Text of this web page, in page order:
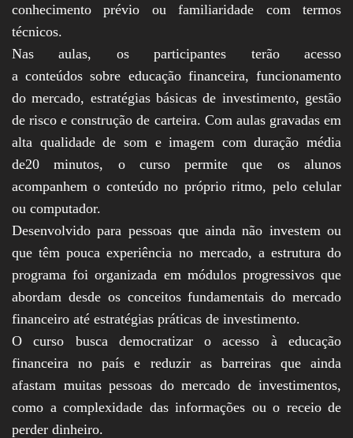
conhecimento prévio ou familiaridade com termos
técnicos.
Nas aulas, os participantes terão acesso
a conteúdos sobre educação financeira, funcionamento
do mercado, estratégias básicas de investimento, gestão
de risco e construção de carteira. Com aulas gravadas em
alta qualidade de som e imagem com duração média
de20 minutos, o curso permite que os alunos
acompanhem o conteúdo no próprio ritmo, pelo celular
ou computador.
Desenvolvido para pessoas que ainda não investem ou
que têm pouca experiência no mercado, a estrutura do
programa foi organizada em módulos progressivos que
abordam desde os conceitos fundamentais do mercado
financeiro até estratégias práticas de investimento.
O curso busca democratizar o acesso à educação
financeira no país e reduzir as barreiras que ainda
afastam muitas pessoas do mercado de investimentos,
como a complexidade das informações ou o receio de
perder dinheiro.